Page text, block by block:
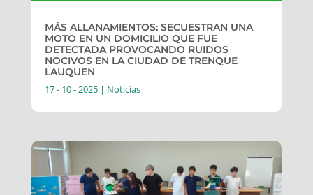
MÁS ALLANAMIENTOS: SECUESTRAN UNA
MOTO EN UN DOMICILIO QUE FUE
DETECTADA PROVOCANDO RUIDOS
NOCIVOS EN LA CIUDAD DE TRENQUE
LAUQUEN
17 - 10 - 2025| Noticias